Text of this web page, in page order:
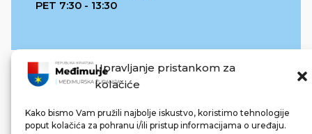
Upravljanje pristankom za
kolačiće
Kako bismo Vam pružili najbolje iskustvo, koristimo tehnologije
poput kolačića za pohranu i/ili pristup informacijama o uređaju.
PET 7:30 - 13:30